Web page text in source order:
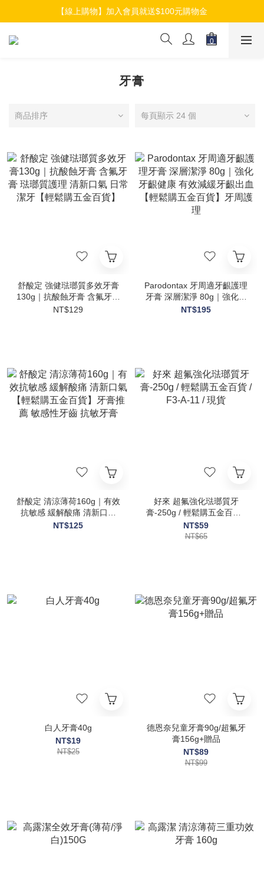
【線上購物】加入會員就送$100元購物金
【線上購物】加入會員就送$100元購物金
【線上購物】介紹好友加入會員再拿$50折扣金
牙膏
商品排序 每頁顯示 24 個
舒酸定 強健琺瑯質多效牙膏
130g｜抗酸蝕牙膏 含氟牙膏
琺瑯質護理 清新口氣 日常潔
NT$129
Parodontax 牙周適牙齦護理
牙膏 深層潔淨 80g｜強化牙
齦健康 有效減緩牙齦出血
NT$195
舒酸定 清涼薄荷160g｜有效
抗敏感 緩解酸痛 清新口氣
【輕鬆購五金百貨】牙膏推
NT$125
好來 超氟強化琺瑯質牙
膏-250g / 輕鬆購五金百貨 /
F3-A-11 / 現貨
NT$59
NT$65
白人牙膏40g
NT$19
NT$25
德恩奈兒童牙膏90g/超氟牙
膏156g+贈品
NT$89
NT$99